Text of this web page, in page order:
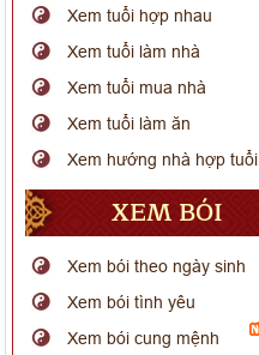
Xem tuổi hợp nhau
Xem tuổi làm nhà
Xem tuổi mua nhà
Xem tuổi làm ăn
Xem hướng nhà hợp tuổi
XEM BÓI
Xem bói theo ngày sinh
Xem bói tình yêu
Xem bói cung mệnh